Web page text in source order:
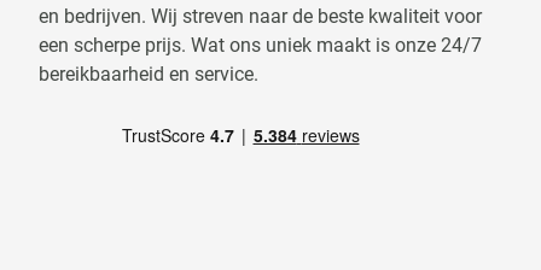
en bedrijven. Wij streven naar de beste kwaliteit voor
een scherpe prijs. Wat ons uniek maakt is onze 24/7
bereikbaarheid en service.